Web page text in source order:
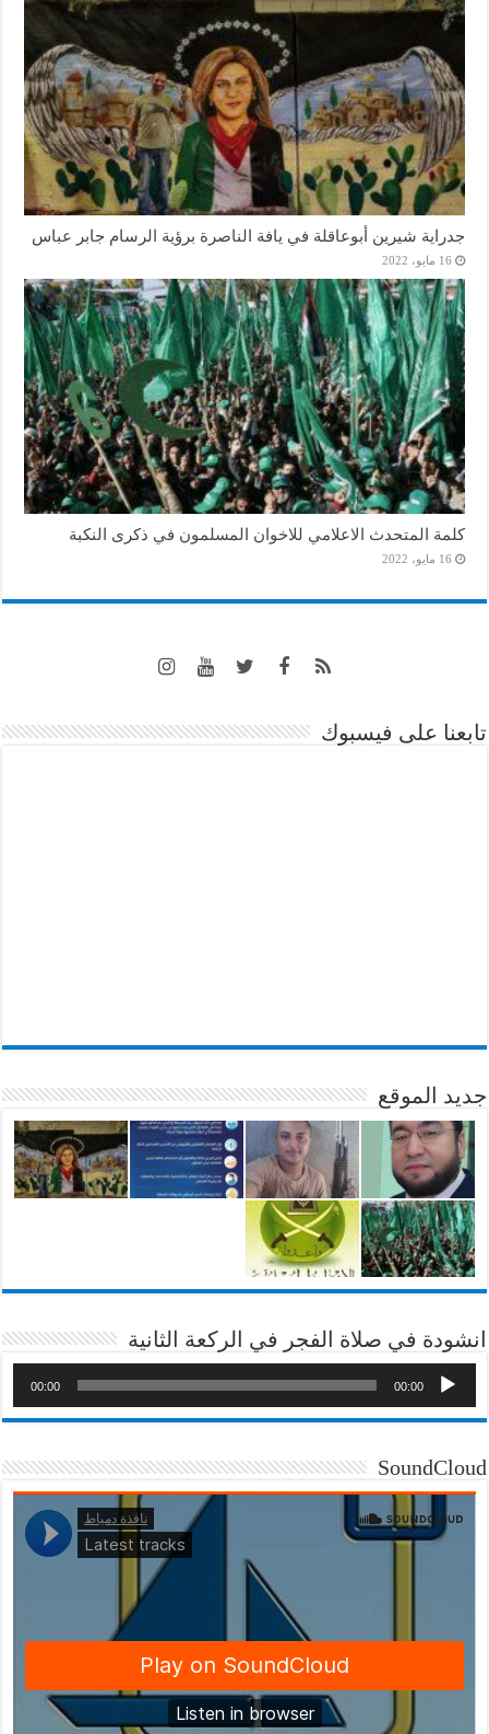
جدراية شيرين أبوعاقلة في يافة الناصرة برؤية الرسام جابر عباس
16 مايو، 2022
كلمة المتحدث الاعلامي للاخوان المسلمون في ذكرى النكبة
16 مايو، 2022
تابعنا على فيسبوك
جديد الموقع
انشودة في صلاة الفجر في الركعة الثانية
00:00
00:00
SoundCloud